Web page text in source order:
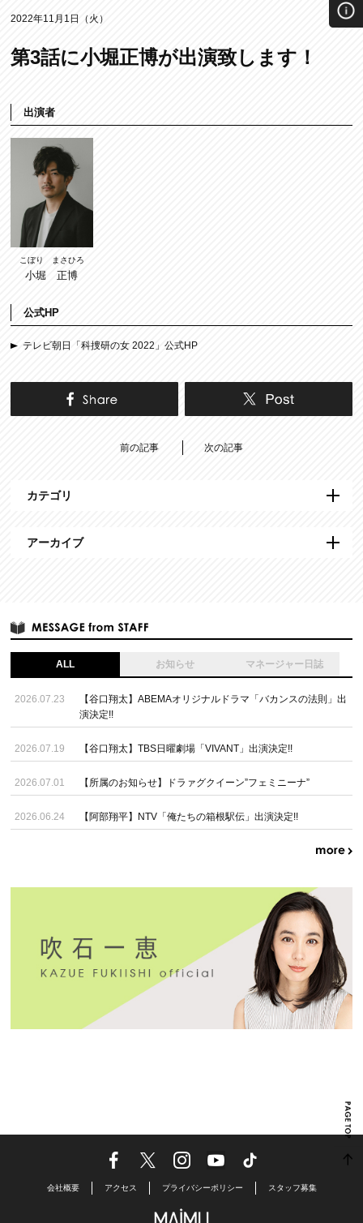
2022年11月1日（火）
第3話に小堀正博が出演致します！
出演者
こぼり まさひろ
小堀 正博
公式HP
テレビ朝日「科捜研の女 2022」公式HP
前の記事 次の記事
カテゴリ
アーカイブ
ALL お知らせ マネージャー日誌
2026.07.23
【谷口翔太】ABEMAオリジナルドラマ「バカンスの法則」出
演決定!!
2026.07.19 【谷口翔太】TBS日曜劇場「VIVANT」出演決定!!
2026.07.01 【所属のお知らせ】ドラァグクイーン”フェミニーナ”
2026.06.24 【阿部翔平】NTV「俺たちの箱根駅伝」出演決定!!
会社概要 アクセス プライバシーポリシー スタッフ募集